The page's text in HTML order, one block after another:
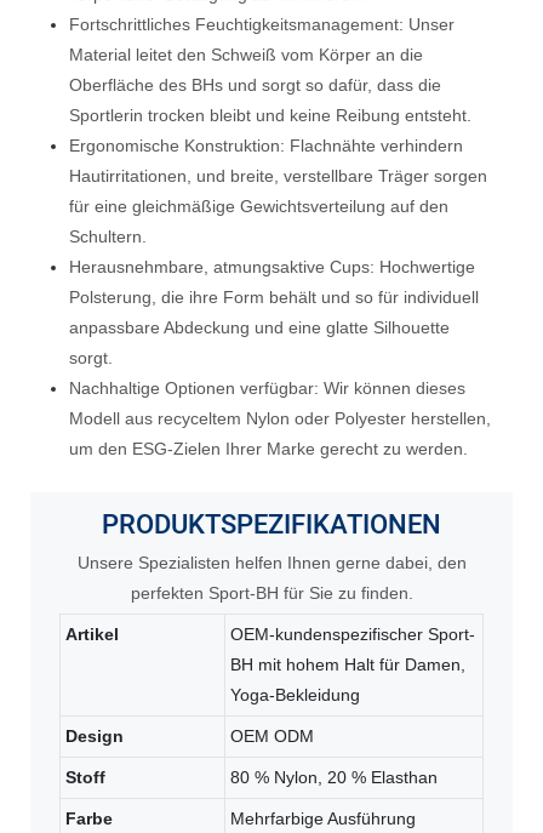
Fortschrittliches Feuchtigkeitsmanagement: Unser
Material leitet den Schweiß vom Körper an die
Oberfläche des BHs und sorgt so dafür, dass die
Sportlerin trocken bleibt und keine Reibung entsteht.
Ergonomische Konstruktion: Flachnähte verhindern
Hautirritationen, und breite, verstellbare Träger sorgen
für eine gleichmäßige Gewichtsverteilung auf den
Schultern.
Herausnehmbare, atmungsaktive Cups: Hochwertige
Polsterung, die ihre Form behält und so für individuell
anpassbare Abdeckung und eine glatte Silhouette
sorgt.
Nachhaltige Optionen verfügbar: Wir können dieses
Modell aus recyceltem Nylon oder Polyester herstellen,
um den ESG-Zielen Ihrer Marke gerecht zu werden.
PRODUKTSPEZIFIKATIONEN
Unsere Spezialisten helfen Ihnen gerne dabei, den
perfekten Sport-BH für Sie zu finden.
Artikel
OEM-kundenspezifischer Sport-
BH mit hohem Halt für Damen,
Yoga-Bekleidung
Design OEM ODM
Stoff 80 % Nylon, 20 % Elasthan
Farbe
Mehrfarbige Ausführung